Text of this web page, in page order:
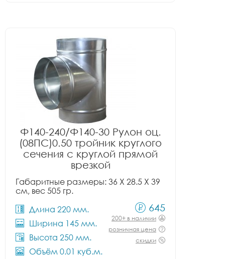
Ф140-240/Ф140-30 Рулон оц.
(08ПС)0.50 тройник круглого
сечения с круглой прямой
врезкой
Габаритные размеры: 36 X 28.5 X 39
см, вес 505 гр.
Длина 220 мм.
Ширина 145 мм.
Высота 250 мм.
Объём 0.01 куб.м.
645
200+ в наличии
розничная цена
скидки